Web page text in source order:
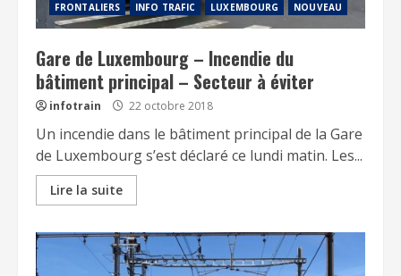
FRONTALIERS INFO TRAFIC LUXEMBOURG NOUVEAU
Gare de Luxembourg – Incendie du
bâtiment principal – Secteur à éviter
infotrain 22 octobre 2018
Un incendie dans le bâtiment principal de la Gare
de Luxembourg s’est déclaré ce lundi matin. Les...
Lire la suite